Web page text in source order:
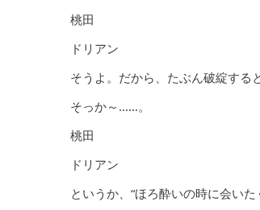
桃田
ドリアン
そうよ。だから、たぶん破綻する
そっか～……。
桃田
ドリアン
というか、“ほろ酔いの時に会い